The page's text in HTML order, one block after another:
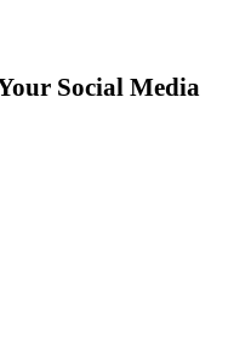
Social Media